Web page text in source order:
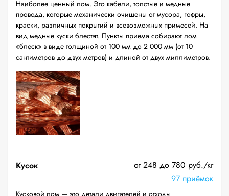
Наиболее ценный лом. Это кабели, толстые и медные
провода, которые механически очищены от мусора, гофры,
краски, различных покрытий и всевозможных примесей. На
вид медные куски блестят. Пункты приема собирают лом
«блеск» в виде толщиной от 100 мм до 2 000 мм (от 10
сантиметров до двух метров) и длиной от двух миллиметров.
Кусок
от 248 до 780 руб./кг
97 приёмок
Кусковой лом — это детали двигателей и отходы